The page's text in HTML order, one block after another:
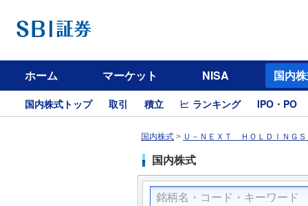
ホーム マーケット NISA 国内
国内株式トップ 取引 積立 ランキング IPO・PO
国内株式 > Ｕ－ＮＥＸＴ ＨＯＬＤＩＮＧ
国内株式